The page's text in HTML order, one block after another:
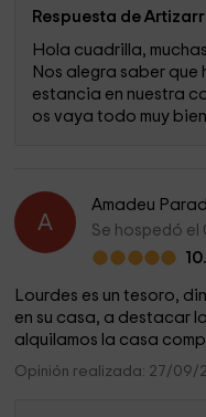
Respuesta de
Hola cuadrilla,
Nos alegra saber
estancia en nuestra
os vaya todo muy
A
Amadeu
Se hospedó
Lourdes es un tesoro,
en su casa, a destacar
alquilamos la casa
Opinión realizada: 27/09/